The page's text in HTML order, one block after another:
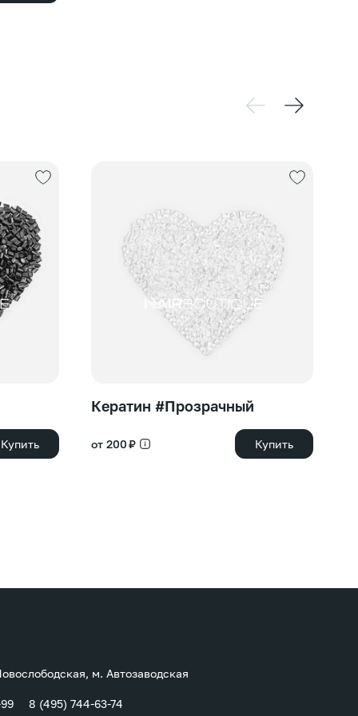
Купить
Кератин #Прозрачный
от 200 ₽ Купить
м. Автозаводская
8 (495) 744-63-74